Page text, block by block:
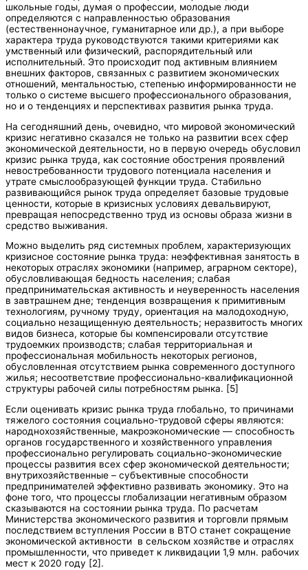
школьные годы, думая о профессии, молодые люди
определяются с направленностью образования
(естественнонаучное, гуманитарное или др.), а при выборе
характера труда руководствуются такими критериями как
умственный или физический, распорядительный или
исполнительный. Это происходит под активным влиянием
внешних факторов, связанных с развитием экономических
отношений, ментальностью, степенью информированности не
только о системе высшего профессионального образования,
но и о тенденциях и перспективах развития рынка труда.
На сегодняшний день, очевидно, что мировой экономический
кризис негативно сказался не только на развитии всех сфер
экономической деятельности, но в первую очередь обусловил
кризис рынка труда, как состояние обострения проявлений
невостребованности трудового потенциала населения и
утрате смыслообразующей функции труда. Стабильно
развивающийся рынок труда определяет базовые трудовые
ценности, которые в кризисных условиях девальвируют,
превращая непосредственно труд из основы образа жизни в
средство выживания.
Можно выделить ряд системных проблем, характеризующих
кризисное состояние рынка труда: неэффективная занятость в
некоторых отраслях экономики (например, аграрном секторе),
обусловливающая бедность населения; слабая
предпринимательская активность и неуверенность населения
в завтрашнем дне; тенденция возвращения к примитивным
технологиям, ручному труду, ориентация на малодоходную,
социально незащищенную деятельность; неразвитость многих
видов бизнеса, которые бы компенсировали отсутствие
трудоемких производств; слабая территориальная и
профессиональная мобильность некоторых регионов,
обусловленная отсутствием рынка современного доступного
жилья; несоответствие профессионально-квалификационной
структуры рабочей силы потребностям рынка. [5]
Если оценивать кризис рынка труда глобально, то причинами
тяжелого состояния социально-трудовой сферы являются:
народнохозяйственные, макроэкономические — способность
органов государственного и хозяйственного управления
профессионально регулировать социально-экономические
процессы развития всех сфер экономической деятельности;
внутрихозяйственные – субъективные способности
предпринимателей эффективно развивать экономику. Это на
фоне того, что процессы глобализации негативным образом
сказываются на состоянии рынка труда. По расчетам
Министерства экономического развития и торговли прямым
последствием вступления России в ВТО станет сокращение
экономической активности в сельском хозяйстве и отраслях
промышленности, что приведет к ликвидации 1,9 млн. рабочих
мест к 2020 году [2].